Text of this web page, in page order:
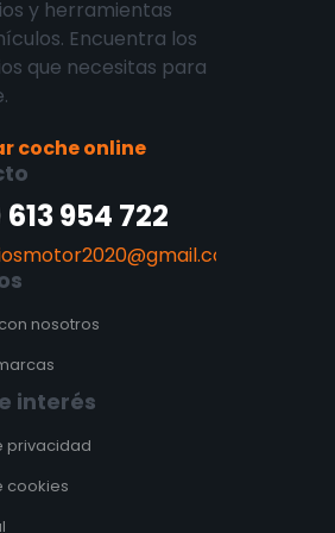
y herramientas
Encuentra los
que necesitas para
coche online
954 722
nosotros
interés
privacidad
cookies